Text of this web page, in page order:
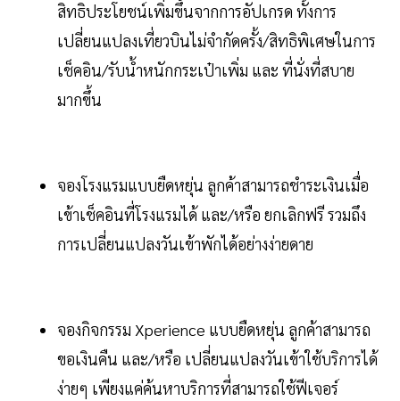
สิทธิประโยชน์เพิ่มขึ้นจากการอัปเกรด ทั้งการ
เปลี่ยนแปลงเที่ยวบินไม่จำกัดครั้ง/สิทธิพิเศษในการ
เช็คอิน/รับน้ำหนักกระเป๋าเพิ่ม และ ที่นั่งที่สบาย
มากขึ้น
จองโรงแรมแบบยืดหยุ่น ลูกค้าสามารถชำระเงินเมื่อ
เข้าเช็คอินที่โรงแรมได้ และ/หรือ ยกเลิกฟรี รวมถึง
การเปลี่ยนแปลงวันเข้าพักได้อย่างง่ายดาย
จองกิจกรรม Xperience แบบยืดหยุ่น ลูกค้าสามารถ
ขอเงินคืน และ/หรือ เปลี่ยนแปลงวันเข้าใช้บริการได้
ง่ายๆ เพียงแค่ค้นหาบริการที่สามารถใช้ฟีเจอร์